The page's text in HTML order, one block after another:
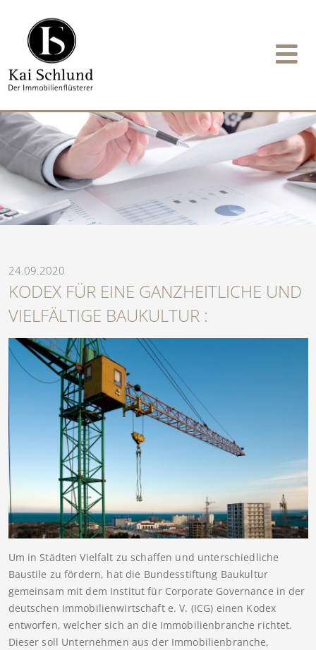
24.09.2020
KODEX FÜR EINE GANZHEITLICHE UND
VIELFÄLTIGE BAUKULTUR :
Um in Städten Vielfalt zu schaffen und unterschiedliche
Baustile zu fördern, hat die Bundesstiftung Baukultur
gemeinsam mit dem Institut für Corporate Governance in der
deutschen Immobilienwirtschaft e. V. (ICG) einen Kodex
entworfen, welcher sich an die Immobilienbranche richtet.
Dieser soll Unternehmen aus der Immobilienbranche,